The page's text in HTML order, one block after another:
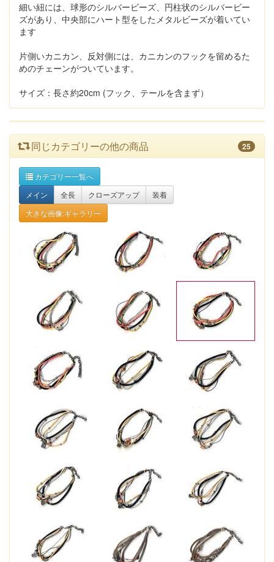
細い紐には、球形のシルバービーズ、円柱状のシルバービー
ズがあり、中央部にハート型をしたメタルビーズが着いてい
ます
片側いカニカン、反対側には、カニカンのフックを留めるた
めのチェーンがついています。
サイズ：長さ約20cm (フック、テールを含まず）
同じカテゴリーの他の商品 25
カテゴリー一覧へ
メイン
全長 クローズアップ
装着
大きな画像:ギャラリー